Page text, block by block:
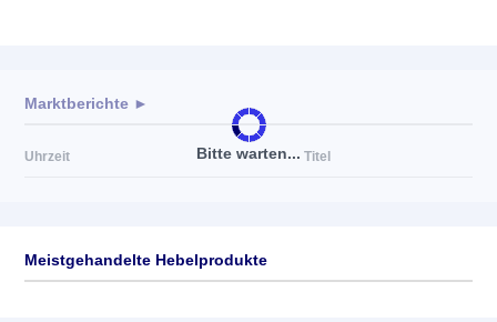
Bitte warten...
Marktberichte ►
Uhrzeit Titel
Meistgehandelte Hebelprodukte